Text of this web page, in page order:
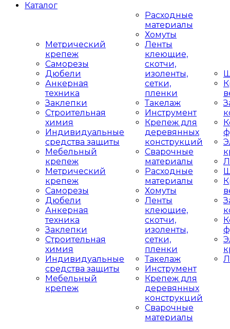
Каталог
Метрический
крепеж
Саморезы
Дюбели
Анкерная
техника
Заклепки
Строительная
химия
Индивидуальные
средства защиты
Мебельный
крепеж
Метрический
крепеж
Саморезы
Дюбели
Анкерная
техника
Заклепки
Строительная
химия
Индивидуальные
средства защиты
Мебельный
крепеж
Расходные
материалы
Хомуты
Ленты
клеющие,
скотчи,
изоленты,
сетки,
пленки
Такелаж
Инструмент
Крепеж для
деревянных
конструкций
Сварочные
материалы
Расходные
материалы
Хомуты
Ленты
клеющие,
скотчи,
изоленты,
сетки,
пленки
Такелаж
Инструмент
Крепеж для
деревянных
конструкций
Сварочные
материалы